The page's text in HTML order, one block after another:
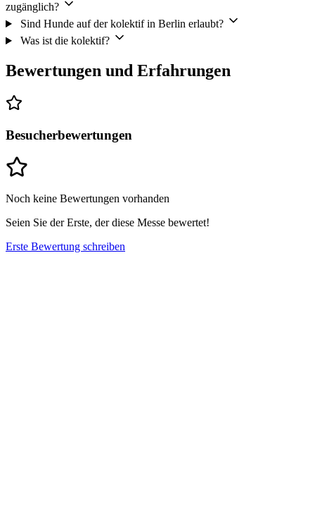
zugänglich?
Sind Hunde auf der kolektif in Berlin erlaubt?
Was ist die kolektif?
Bewertungen und Erfahrungen
Besucherbewertungen
Noch keine Bewertungen vorhanden
Seien Sie der Erste, der diese Messe bewertet!
Erste Bewertung schreiben